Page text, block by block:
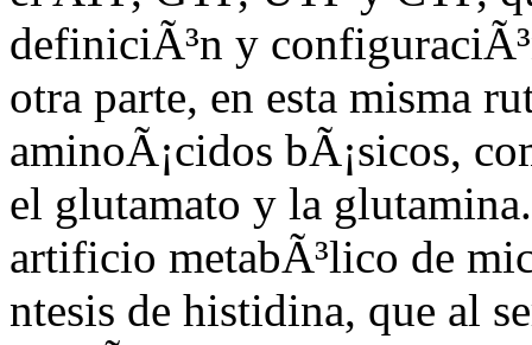
definiciÃ³n y
otra parte, en esta misma
aminoÃ¡cidos bÃ¡sicos,
el glutamato y la
artificio metabÃ³lico de
ntesis de histidina, que al